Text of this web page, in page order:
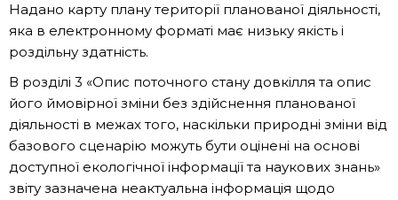
Надано карту плану території планованої діяльності,
яка в електронному форматі має низьку якість і
роздільну здатність.
В розділі 3 «Опис поточного стану довкілля та опис
його ймовірної зміни без здійснення планованої
діяльності в межах того, наскільки природні зміни від
базового сценарію можуть бути оцінені на основі
доступної екологічної інформації та наукових знань»
звіту зазначена неактуальна інформація щодо